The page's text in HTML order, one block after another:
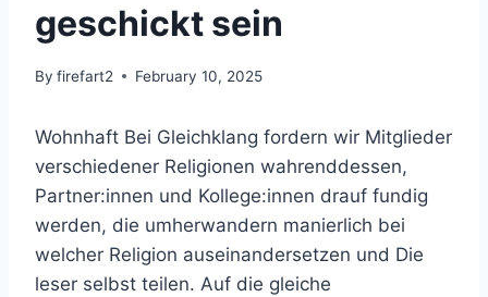
geschickt sein
By firefart2 February 10, 2025
Wohnhaft Bei Gleichklang fordern wir Mitglieder
verschiedener Religionen wahrenddessen,
Partner:innen und Kollege:innen drauf fundig
werden, die umherwandern manierlich bei
welcher Religion auseinandersetzen und Die
leser selbst teilen. Auf die gleiche